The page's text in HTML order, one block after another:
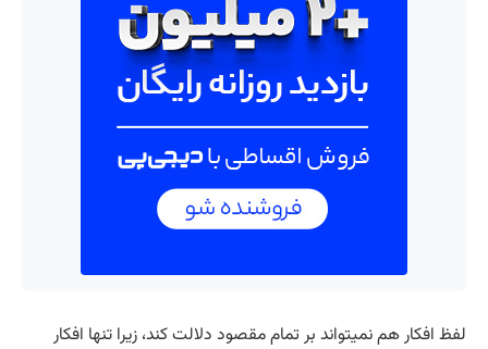
لفظ افکار هم نمیتواند بر تمام مقصود دلالت کند، زیرا تنها افکار